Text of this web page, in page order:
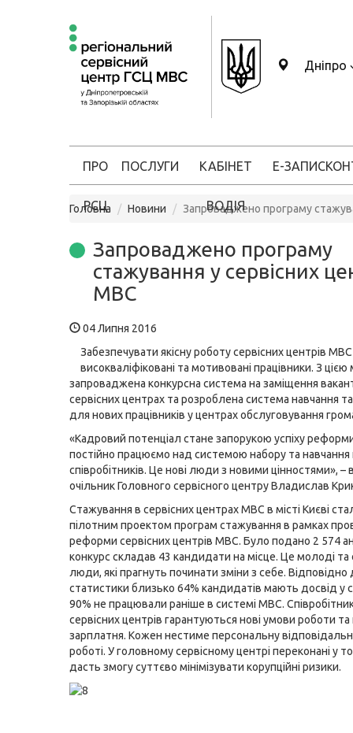
Дніпро
ПРО
РСЦ
ПОСЛУГИ КАБІНЕТ
ВОДІЯ
Е-ЗАПИС
Головна Новини Запроваджено програму
Запроваджено програму
стажування у сервісних
МВС
04 Липня 2016
Забезпечувати якісну роботу сервісних центрів
високваліфіковані та мотивовані працівники. З
запроваджена конкурсна система на заміщення
сервісних центрах та розроблена система навчання
для нових працівників у центрах обслуговування
«Кадровий потенціал стане запорукою успіху
постійно працюємо над системою набору та навчання
співробітників. Це нові люди з новими цінностями», –
очільник Головного сервісного центру Владислав
Cтажування в сервісних центрах МВС в місті Києві
пілотним проектом програм стажування в рамках
реформи сервісних центрів МВС. Було подано 2 574
конкурс складав 43 кандидати на місце. Це молоді та
люди, які прагнуть починати зміни з себе. Відповідно
статистики близько 64% кандидатів мають досвід у
90% не працювали раніше в системі МВС.
сервісних центрів гарантуються нові умови роботи та
зарплатня. Кожен нестиме персональну
роботі. У головному сервісному центрі переконані у
дасть змогу суттєво мінімізувати корупційні ризики.